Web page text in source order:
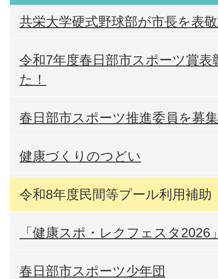
共栄大学硬式野球部が市長を表
令和7年度春日部市スポーツ賞
た！
春日部市スポーツ推進委員を募
健康づくりのつどい
令和8年度民間等プール利用補助
「健康スポ・レクフェスタ2026
春日部市スポーツ少年団